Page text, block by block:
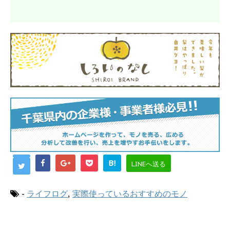
B! LINEへ送る
- ライフログ, 実際使っているおすすめのモノ